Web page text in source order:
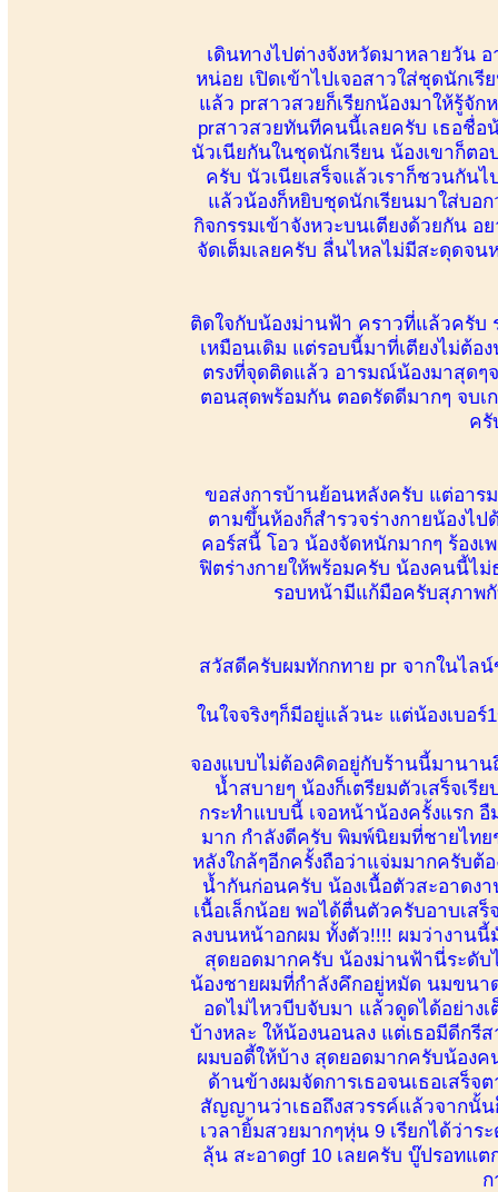
เดินทางไปต่างจังหวัดมาหลายวัน
หน่อย เปิดเข้าไปเจอสาวใส่ชุดนักเรี
แล้ว prสาวสวยก็เรียกน้องมาให้รู้จั
prสาวสวยทันทีคนนี้เลยครับ เธอชื่อ
นัวเนียกันในชุดนักเรียน น้องเขาก็ต
ครับ นัวเนียเสร็จแล้วเราก็ชวนกัน
แล้วน้องก็หยิบชุดนักเรียนมาใส่บอ
กิจกรรมเข้าจังหวะบนเตียงด้วยกัน
จัดเต็มเลยครับ ลื่นไหลไม่มีสะดุดจน
ติดใจกับน้องม่านฟ้า คราวที่แล้วครับ
เหมือนเดิม แต่รอบนี้มาที่เตียงไม่ต้อ
ตรงที่จุดติดแล้ว อารมณ์น้องมาสุดๆ
ตอนสุดพร้อมกัน ตอดรัดดีมากๆ จบ
ครั
ขอส่งการบ้านย้อนหลังครับ แต่อา
ตามขึ้นห้องก็สำรวจร่างกายน้องไ
คอร์สนี้ โอว น้องจัดหนักมากๆ ร้อง
ฟิตร่างกายให้พร้อมครับ น้องคนนี้ไม่
รอบหน้ามีแก้มือครับสุภาพ
สวัสดีครับผมทักกทาย pr จากในไล
ในใจจริงๆก็มีอยู่แล้วนะ แต่น้องเบอ
จองแบบไม่ต้องคิดอยู่กับร้านนี้มานาน
น้ำสบายๆ น้องก็เตรียมตัวเสร็จเ
กระทำแบบนี้ เจอหน้าน้องครั้งแรก
มาก กำลังดีครับ พิมพ์นิยมที่ชายไทย
หลังใกล้ๆอีกครั้งถือว่าแจ่มมากครับต้
น้ำกันก่อนครับ น้องเนื้อตัวสะอาดง
เนื้อเล็กน้อย พอได้ตื่นตัวครับอาบเส
ลงบนหน้าอกผม ทั้งตัว!!!! ผมว่างาน
สุดยอดมากครับ น้องม่านฟ้านี่ระดับ
น้องชายผมที่กำลังคึกอยู่หมัด นมขนา
อดไม่ไหวบีบจับมา แล้วดูดได้อย่า
บ้างหละ ให้น้องนอนลง แต่เธอมีดีกรี
ผมบอดี้ให้บ้าง สุดยอดมากครับน้อง
ด้านข้างผมจัดการเธอจนเธอเสร็จต
สัญญานว่าเธอถึงสวรรค์แล้วจากนั้น
เวลายิ้มสวยมากๆหุ่น 9 เรียกได้ว่า
ลุ้น สะอาดgf 10 เลยครับ บู๊ปรอทแ